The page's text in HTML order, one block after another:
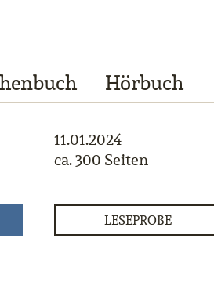
Hörbuch
11.01.2024
ca. 300 Seiten
LESEPROBE